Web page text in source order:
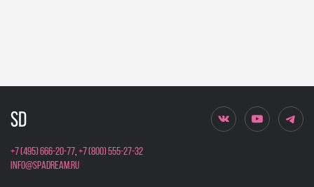
+7 (495) 666-20-77,+7 (800) 555-27-32
info@spadream.ru